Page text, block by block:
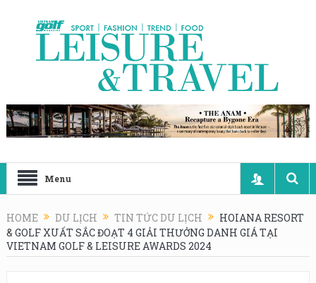
Menu
HOME DU LỊCH TIN TỨC DU LỊCH
HOIANA RESORT
& GOLF XUẤT SẮC ĐOẠT 4 GIẢI THƯỞNG DANH GIÁ TẠI
VIETNAM GOLF & LEISURE AWARDS 2024